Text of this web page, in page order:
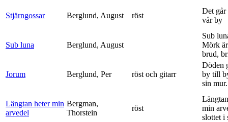
Stjärngossar Berglund, August röst
Det går
vår by
Sub luna Berglund, August
Sub
Mörk
brud,
Jorum Berglund, Per röst och gitarr
Döden
by till
sin
Längtan heter min
arvedel
Bergman,
Thorstein
röst
min
slottet i